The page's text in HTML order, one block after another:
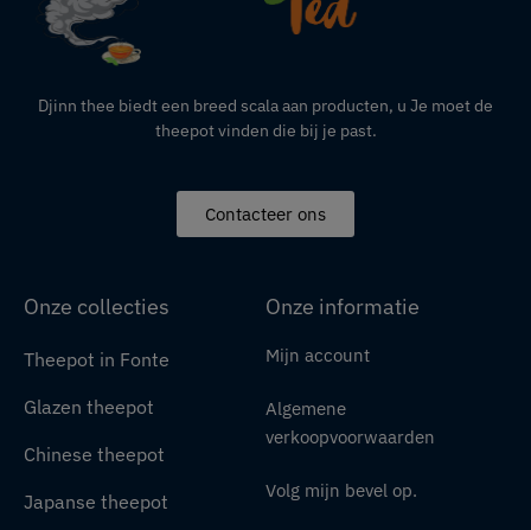
Djinn thee biedt een breed scala aan producten, u Je moet de
theepot vinden die bij je past.
Contacteer ons
Onze collecties
Theepot in Fonte
Glazen theepot
Chinese theepot
Japanse theepot
Onze informatie
Mijn account
Algemene
verkoopvoorwaarden
Volg mijn bevel op.